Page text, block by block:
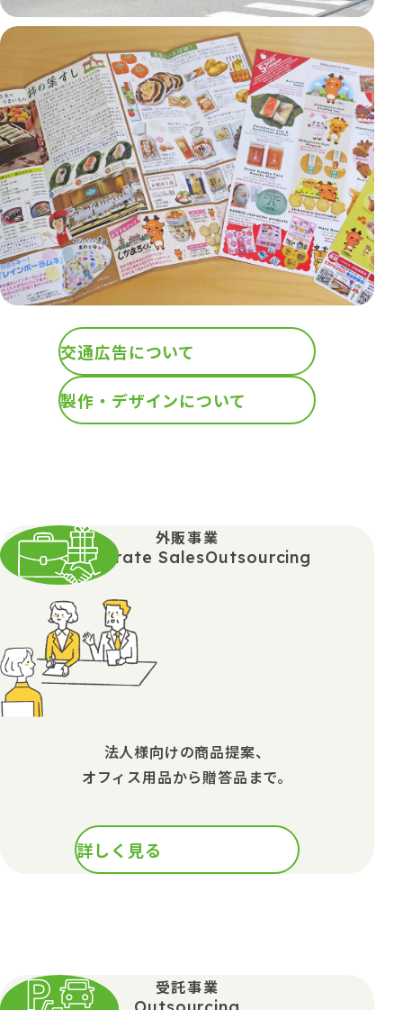
交通広告について
製作・デザインについて
外販事業
Corporate SalesOutsourcing
法人様向けの商品提案、
オフィス用品から贈答品まで。
詳しく見る
受託事業